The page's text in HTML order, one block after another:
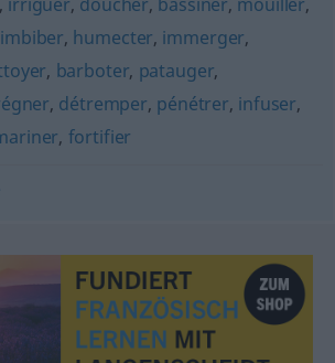
imbiber, humecter, immerger,
, barboter, patauger,
, détremper, pénétrer, infuser,
, fortifier